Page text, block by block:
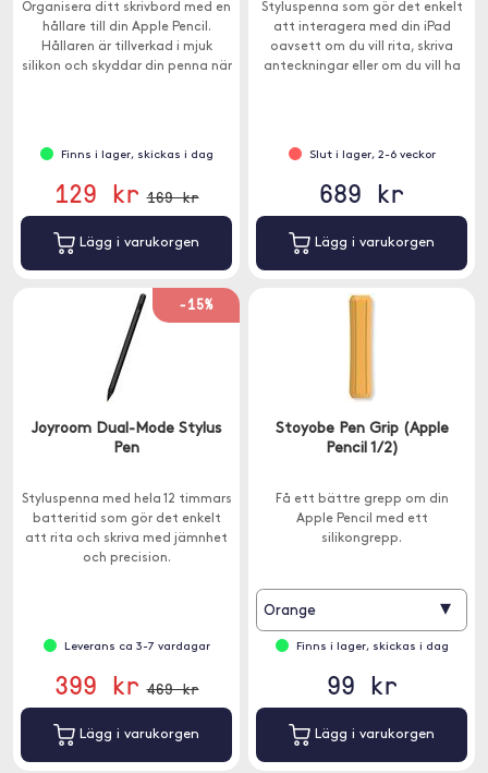
Organisera ditt skrivbord med en
hållare till din Apple Pencil.
Hållaren är tillverkad i mjuk
silikon och skyddar din penna när
Finns i lager, skickas i dag
129 kr 169 kr
Lägg i varukorgen
Styluspenna som gör det enkelt
att interagera med din iPad
oavsett om du vill rita, skriva
anteckningar eller om du vill ha
Slut i lager, 2-6 veckor
689 kr
Lägg i varukorgen
-15%
Joyroom Dual-Mode Stylus
Pen
Styluspenna med hela 12 timmars
batteritid som gör det enkelt
att rita och skriva med jämnhet
och precision.
Leverans ca 3-7 vardagar
399 kr 469 kr
Lägg i varukorgen
Stoyobe Pen Grip (Apple
Pencil 1/2)
Få ett bättre grepp om din
Apple Pencil med ett
silikongrepp.
Orange ▾
Finns i lager, skickas i dag
99 kr
Lägg i varukorgen